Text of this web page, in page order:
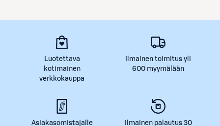
Luotettava
kotimainen
verkkokauppa
Ilmainen toimitus yli
600 myymälään
Asiakasomistajalle
Ilmainen palautus 30